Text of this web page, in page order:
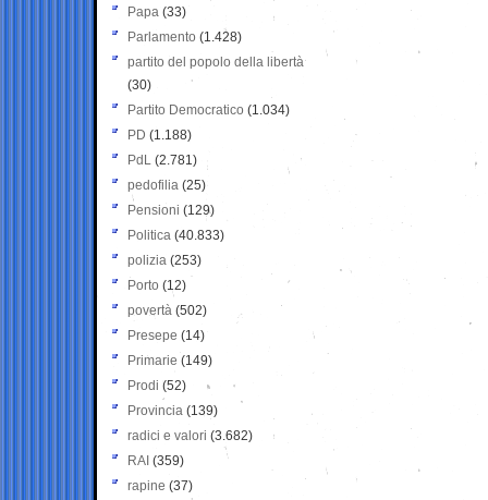
Papa (33)
Parlamento (1.428)
partito del popolo della libertà
(30)
Partito Democratico (1.034)
PD (1.188)
PdL (2.781)
pedofilia (25)
Pensioni (129)
Politica (40.833)
polizia (253)
Porto (12)
povertà (502)
Presepe (14)
Primarie (149)
Prodi (52)
Provincia (139)
radici e valori (3.682)
RAI (359)
rapine (37)